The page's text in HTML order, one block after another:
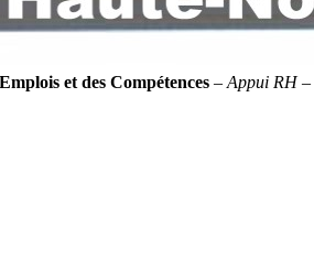
et des Compétences – Appui RH–